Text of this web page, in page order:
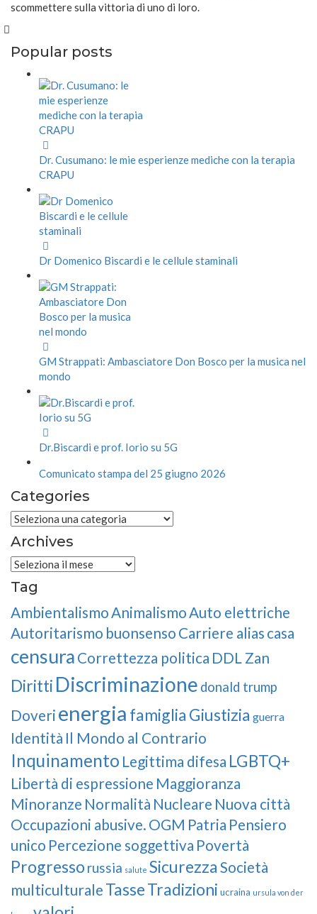
scommettere sulla vittoria di uno di loro.
Popular posts
Dr. Cusumano: le mie esperienze mediche con la terapia
CRAPU
Dr Domenico Biscardi e le cellule staminali
GM Strappati: Ambasciatore Don Bosco per la musica nel
mondo
Dr.Biscardi e prof. Iorio su 5G
Comunicato stampa del 25 giugno 2026
Categories
Categories
Archives
Archives
Tag
AmbientalismoAnimalismoAuto elettriche
Autoritarismo buonsenso Carriere alias casa
censura Correttezza politica DDL Zan
Diritti Discriminazione donald trump
Doveri energia famiglia Giustizia guerra
Identità Il Mondo al Contrario
Inquinamento Legittima difesa LGBTQ+
Libertà di espressione Maggioranza
Minoranze Normalità Nucleare Nuova città
Occupazioni abusive. OGM Patria Pensiero
unico Percezione soggettiva Povertà
Progresso russia salute Sicurezza Società
multiculturale TasseTradizioni ucraina ursula von der